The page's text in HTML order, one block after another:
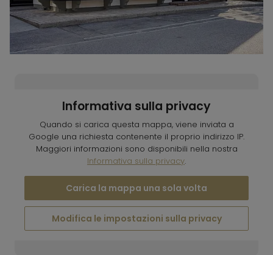
Informativa sulla privacy
Quando si carica questa mappa, viene inviata a
Google una richiesta contenente il proprio indirizzo IP.
Maggiori informazioni sono disponibili nella nostra
Informativa sulla privacy.
Carica la mappa una sola volta
Modifica le impostazioni sulla privacy